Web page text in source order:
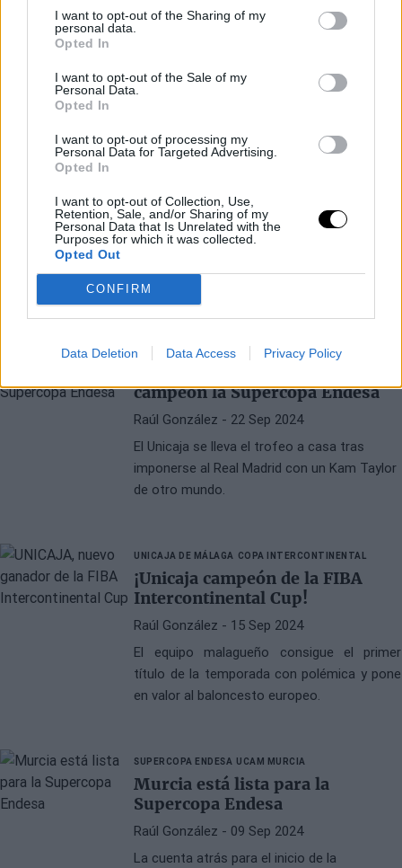
I want to opt-out of the Sharing of my
personal data.
Opted In
I want to opt-out of the Sale of my
Personal Data.
Opted In
I want to opt-out of processing my
Personal Data for Targeted Advertising.
Opted In
I want to opt-out of Collection, Use,
Retention, Sale, and/or Sharing of my
Personal Data that Is Unrelated with the
Purposes for which it was collected.
Opted Out
CONFIRM
Data Deletion Data Access Privacy Policy
UNICAJA DE MÁLAGA LIGA ENDESA
Jornada 19: UCAM Murcia brilla
Basket sigue imparable
Raúl González- 08 Feb 2026
contundente sobre el Río Breogán liderados
por Cacok, mientras el Bilbao Basket suma
su sexta victoria consecutiva en la Liga
UNICAJA DE MÁLAGA REAL MADRID
campeón la Supercopa Endesa
Raúl González - 22 Sep 2024
El Unicaja se lleva el trofeo a casa tras
imponerse al Real Madrid con un Kam Taylor
de otro mundo.
UNICAJA DE MÁLAGA COPA INTERCONTINENTAL
¡Unicaja campeón de la FIBA
Intercontinental Cup!
Raúl González - 15 Sep 2024
El equipo malagueño consigue el primer
título de la temporada con polémica y pone
en valor al baloncesto europeo.
SUPERCOPA ENDESA UCAM MURCIA
Murcia está lista para la
Supercopa Endesa
Raúl González - 09 Sep 2024
La cuenta atrás para el inicio de la